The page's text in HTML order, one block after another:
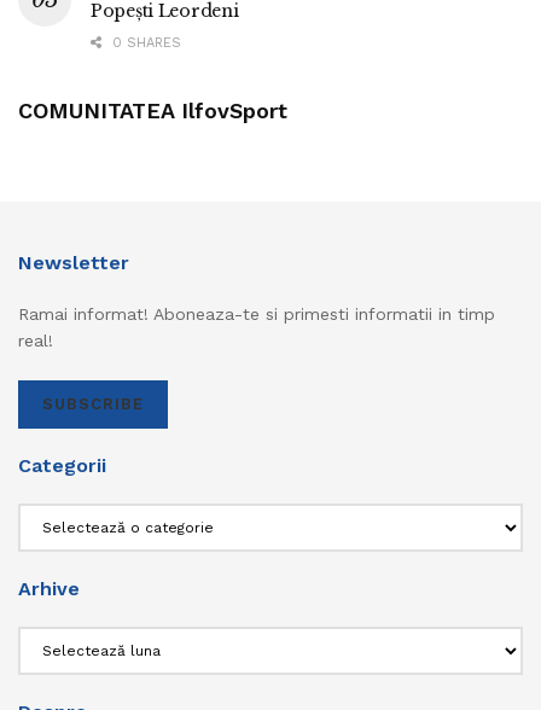
Popești Leordeni
0 SHARES
COMUNITATEA IlfovSport
Newsletter
Ramai informat! Aboneaza-te si primesti informatii in timp
real!
SUBSCRIBE
Categorii
Arhive